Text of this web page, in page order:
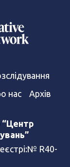
нас Архів
“Центр
R40-